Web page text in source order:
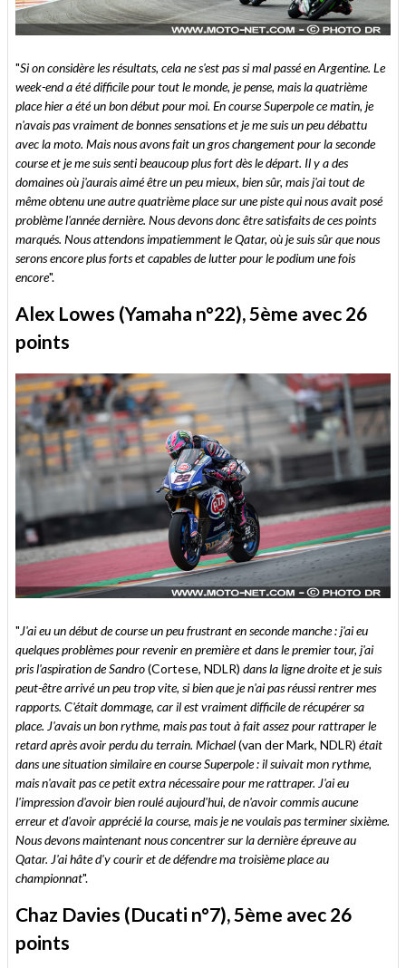
"Si on considère les résultats, cela ne s'est pas si mal passé en Argentine. Le
week-end a été difficile pour tout le monde, je pense, mais la quatrième
place hier a été un bon début pour moi. En course Superpole ce matin, je
n'avais pas vraiment de bonnes sensations et je me suis un peu débattu
avec la moto. Mais nous avons fait un gros changement pour la seconde
course et je me suis senti beaucoup plus fort dès le départ. Il y a des
domaines où j'aurais aimé être un peu mieux, bien sûr, mais j'ai tout de
même obtenu une autre quatrième place sur une piste qui nous avait posé
problème l'année dernière. Nous devons donc être satisfaits de ces points
marqués. Nous attendons impatiemment le Qatar, où je suis sûr que nous
serons encore plus forts et capables de lutter pour le podium une fois
encore".
Alex Lowes (Yamaha n°22), 5ème avec 26
points
"J'ai eu un début de course un peu frustrant en seconde manche : j'ai eu
quelques problèmes pour revenir en première et dans le premier tour, j'ai
pris l'aspiration de Sandro(Cortese, NDLR) dans la ligne droite et je suis
peut-être arrivé un peu trop vite, si bien que je n'ai pas réussi rentrer mes
rapports. C'était dommage, car il est vraiment difficile de récupérer sa
place. J'avais un bon rythme, mais pas tout à fait assez pour rattraper le
retard après avoir perdu du terrain. Michael(van der Mark, NDLR) était
dans une situation similaire en course Superpole : il suivait mon rythme,
mais n'avait pas ce petit extra nécessaire pour me rattraper. J'ai eu
l'impression d'avoir bien roulé aujourd'hui, de n'avoir commis aucune
erreur et d'avoir apprécié la course, mais je ne voulais pas terminer sixième.
Nous devons maintenant nous concentrer sur la dernière épreuve au
Qatar. J'ai hâte d'y courir et de défendre ma troisième place au
championnat".
Chaz Davies (Ducati n°7), 5ème avec 26
points